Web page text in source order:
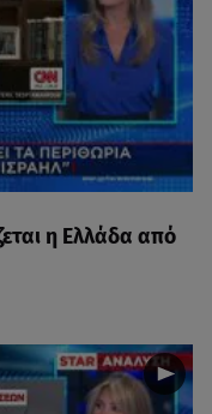
η Ελλάδα από